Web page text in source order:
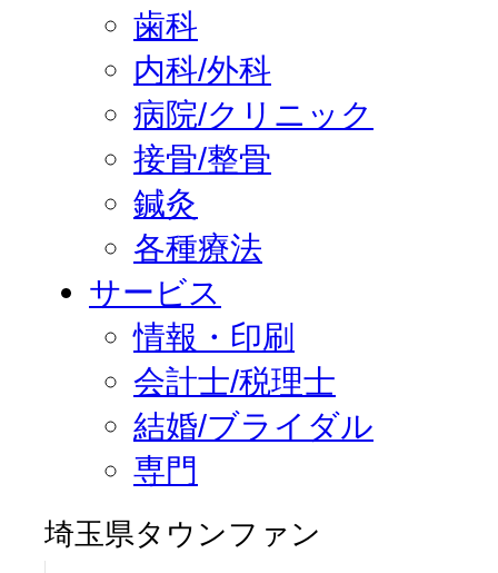
歯科
内科/外科
病院/クリニック
接骨/整骨
鍼灸
各種療法
サービス
情報・印刷
会計士/税理士
結婚/ブライダル
専門
埼玉県タウンファン